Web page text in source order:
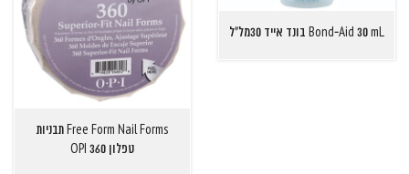
Bond-Aid 30 mL בונד אייד 30מל"ל
Free Form Nail Forms תבניות
טפלון OPI 360